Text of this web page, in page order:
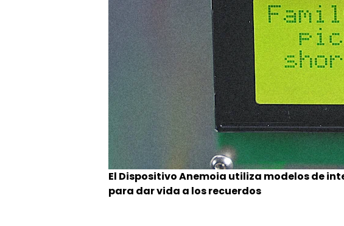
El Dispositivo Anemoia utiliza modelos de
para dar vida a los recuerdos